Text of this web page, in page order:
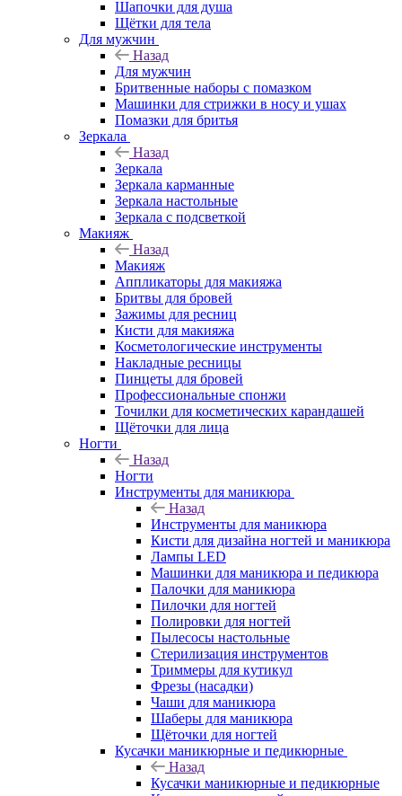
Шапочки для душа
Щётки для тела
Для мужчин
Назад
Для мужчин
Бритвенные наборы с помазком
Машинки для стрижки в носу и ушах
Помазки для бритья
Зеркала
Назад
Зеркала
Зеркала карманные
Зеркала настольные
Зеркала с подсветкой
Макияж
Назад
Макияж
Аппликаторы для макияжа
Бритвы для бровей
Зажимы для ресниц
Кисти для макияжа
Косметологические инструменты
Накладные ресницы
Пинцеты для бровей
Профессиональные спонжи
Точилки для косметических карандашей
Щёточки для лица
Ногти
Назад
Ногти
Инструменты для маникюра
Назад
Инструменты для маникюра
Кисти для дизайна ногтей и маникюра
Лампы LED
Машинки для маникюра и педикюра
Палочки для маникюра
Пилочки для ногтей
Полировки для ногтей
Пылесосы настольные
Стерилизация инструментов
Триммеры для кутикул
Фрезы (насадки)
Чаши для маникюра
Шаберы для маникюра
Щёточки для ногтей
Кусачки маникюрные и педикюрные
Назад
Кусачки маникюрные и педикюрные